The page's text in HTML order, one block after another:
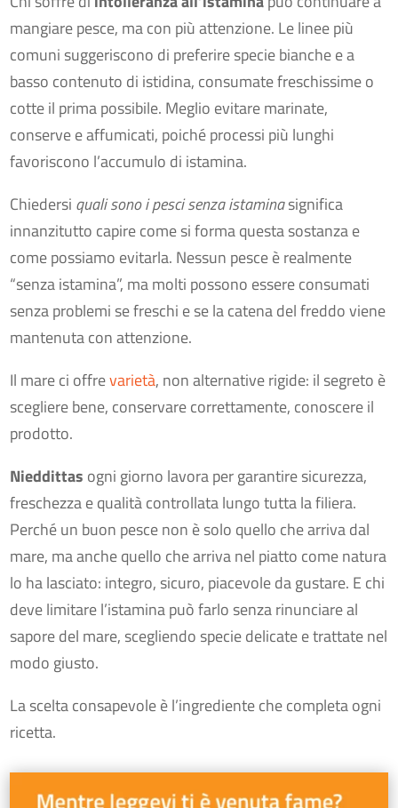
mangiare pesce, ma con più attenzione. Le linee più
comuni suggeriscono di preferire specie bianche e a
basso contenuto di istidina, consumate freschissime o
cotte il prima possibile. Meglio evitare marinate,
conserve e affumicati, poiché processi più lunghi
favoriscono l’accumulo di istamina.
Chiedersi quali sono i pesci senza istaminasignifica
innanzitutto capire come si forma questa sostanza e
come possiamo evitarla. Nessun pesce è realmente
“senza istamina”, ma molti possono essere consumati
senza problemi se freschi e se la catena del freddo viene
mantenuta con attenzione.
Il mare ci offrevarietà, non alternative rigide: il segreto è
scegliere bene, conservare correttamente, conoscere il
prodotto.
Nieddittas ogni giorno lavora per garantire sicurezza,
freschezza e qualità controllata lungo tutta la filiera.
Perché un buon pesce non è solo quello che arriva dal
mare, ma anche quello che arriva nel piatto come natura
lo ha lasciato: integro, sicuro, piacevole da gustare. E chi
deve limitare l’istamina può farlo senza rinunciare al
sapore del mare, scegliendo specie delicate e trattate nel
modo giusto.
La scelta consapevole è l’ingrediente che completa ogni
ricetta.